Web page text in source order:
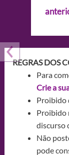
Post
REGRAS DOS
Para
Crie a
Proibido
Proibido
discurso
Não
pode